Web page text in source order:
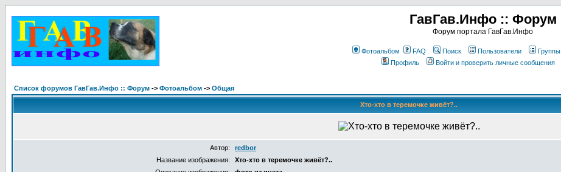
ГавГав.Инфо :: Форум
Форум портала ГавГав.Инфо
Фотоальбом FAQ Поиск Пользователи Группы
Профиль
Войти и проверить личные сообщения
Список форумов ГавГав.Инфо :: Форум -> Фотоальбом -> Общая
Хто-хто в теремочке живёт?..
Автор:
redbor
Название изображения:
Хто-хто в теремочке живёт?..